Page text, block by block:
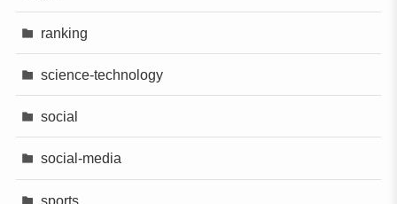
ranking
science-technology
social
social-media
sports